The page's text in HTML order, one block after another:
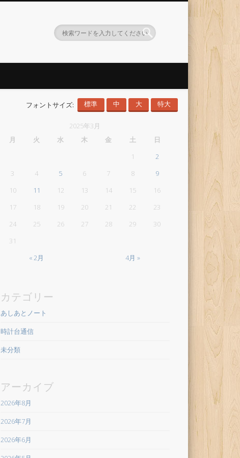
フォントサイズ: 標準 中 大 特大
2025年3月
月
火 水 木 金 土 日
« 2月 4月 »
1
2
3
4 5 6 7 8
9
10
11 12 13 14 15
16
17
18 19 20 21 22
23
24
25 26 27 28 29
30
31
カテゴリー
あしあとノート
時計台通信
未分類
アーカイブ
2026年8月
2026年7月
2026年6月